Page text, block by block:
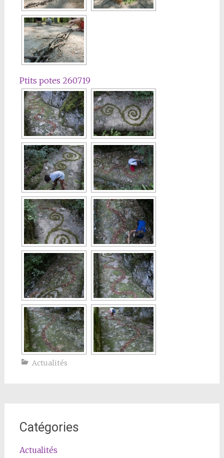
Ptits potes 260719
Actualités
Catégories
Actualités